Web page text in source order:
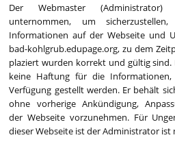
Der Webmaster
unternommen, um
Informationen auf der Webseite und
bad-kohlgrub.edupage.org, zu dem
plaziert wurden korrekt und gültig
keine Haftung für die
Verfügung gestellt werden. Er behält
ohne vorherige Ankündigung,
der Webseite vorzunehmen. Für
dieser Webseite ist der Administrator